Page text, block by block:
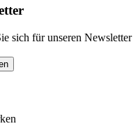
sich für unseren Newsletter